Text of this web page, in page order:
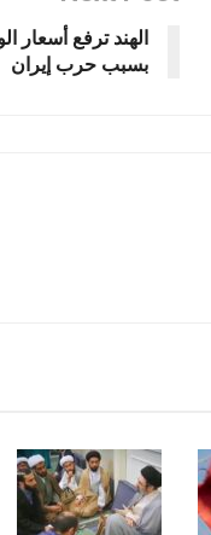
بسبب حرب إيران